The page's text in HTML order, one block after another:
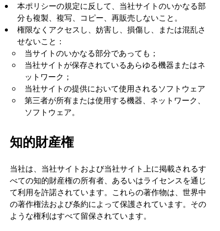
本ポリシーの規定に反して、当社サイトのいかなる部
分も複製、複写、コピー、再販売しないこと。
権限なくアクセスし、妨害し、損傷し、または混乱さ
せないこと：
当サイトのいかなる部分であっても；
当社サイトが保存されているあらゆる機器またはネ
ットワーク；
当社サイトの提供において使用されるソフトウェア
第三者が所有または使用する機器、ネットワーク、
ソフトウェア。
知的財産権
当社は、当社サイトおよび当社サイト上に掲載されるす
べての知的財産権の所有者、あるいはライセンスを通じ
て利用を許諾されています。これらの著作物は、世界中
の著作権法および条約によって保護されています。その
ような権利はすべて留保されています。